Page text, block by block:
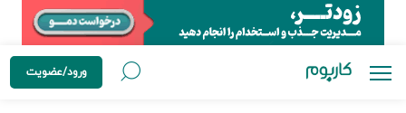
ورود/عضویت